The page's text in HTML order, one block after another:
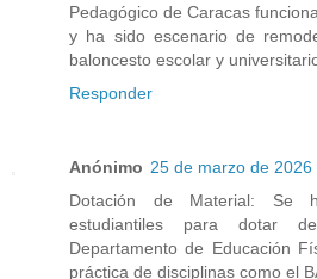
Pedagógico de Caracas
y ha sido escenario de
baloncesto escolar y
Responder
Anónimo 25 de marzo de 2026
Dotación de Material: Se
estudiantiles para dotar
Departamento de Educación
práctica de disciplinas como el